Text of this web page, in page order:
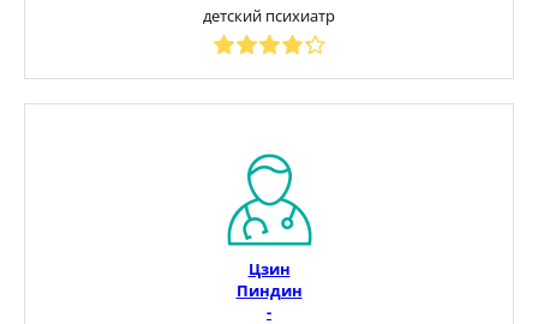
детский психиатр
Цзин
Пиндин
-